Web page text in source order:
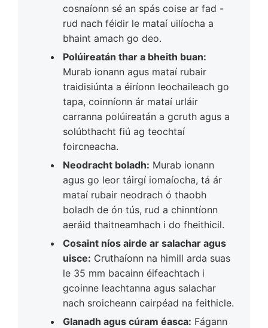
cosnaíonn sé an spás coise ar fad -
rud nach féidir le mataí uilíocha a
bhaint amach go deo.
Polúireatán thar a bheith buan:
Murab ionann agus mataí rubair
traidisiúnta a éiríonn leochaileach go
tapa, coinníonn ár mataí urláir
carranna polúireatán a gcruth agus a
solúbthacht fiú ag teochtaí
foircneacha.
Neodracht boladh: Murab ionann
agus go leor táirgí iomaíocha, tá ár
mataí rubair neodrach ó thaobh
boladh de ón tús, rud a chinntíonn
aeráid thaitneamhach i do fheithicil.
Cosaint níos airde ar salachar agus
uisce: Cruthaíonn na himill arda suas
le 35 mm bacainn éifeachtach i
gcoinne leachtanna agus salachar
nach sroicheann cairpéad na feithicle.
Glanadh agus cúram éasca: Fágann